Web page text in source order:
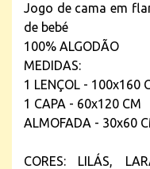
Jogo de cama em
de bebé
100% ALGODÃO
MEDIDAS:
1 LENÇOL - 100x160
1 CAPA - 60x120 CM
ALMOFADA - 30x60
CORES: LILÁS,